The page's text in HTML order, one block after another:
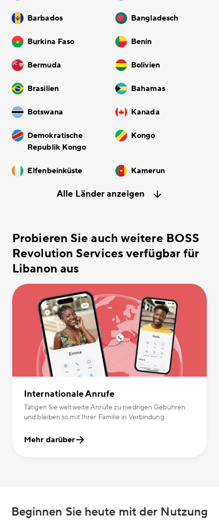
Barbados Bangladesch
Burkina Faso Benin
Bermuda Bolivien
Brasilien Bahamas
Botswana Kanada
Demokratische
Republik Kongo
Kongo
Elfenbeinküste Kamerun
Alle Länder anzeigen
Probieren Sie auch weitere BOSS
Revolution Services verfügbar für
Libanon aus
Internationale Anrufe
Tätigen Sie weltweite Anrufe zu niedrigen Gebühren
und bleiben so mit Ihrer Familie in Verbindung.
Mehr darüber
Beginnen Sie heute mit der Nutzung